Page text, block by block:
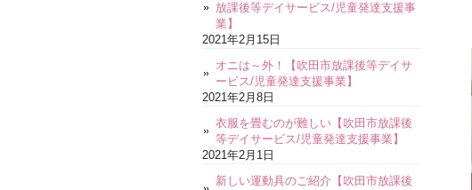
放課後等デイサービス/児童発達支援事
業】
2021年2月15日
オニは～外！【吹田市放課後等デイサ
ービス/児童発達支援事業】
2021年2月8日
衣服を畳むのが難しい【吹田市放課後
等デイサービス/児童発達支援事業】
2021年2月1日
新しい運動具のご紹介【吹田市放課後